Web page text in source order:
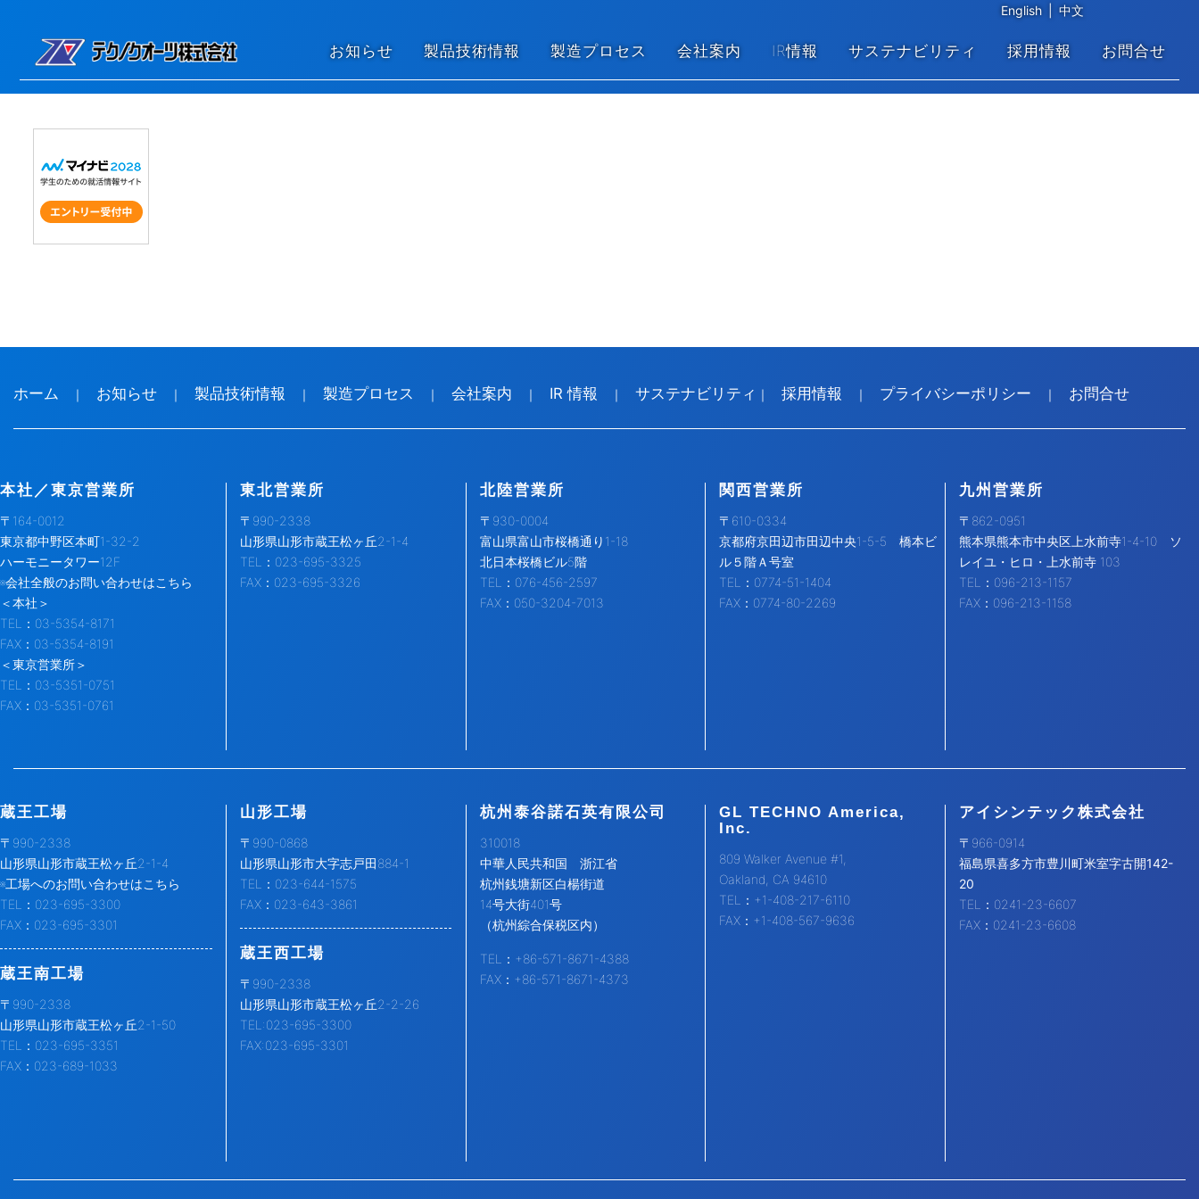
English
中文
お知らせ 製品技術情報 製造プロセス 会社案内 IR情報 サステナビリティ 採用情報 お問合せ
ホーム ｜ お知らせ ｜ 製品技術情報 ｜ 製造プロセス ｜ 会社案内 ｜ IR 情報 ｜ サステナビリティ ｜ 採用情報 ｜ プライバシーポリシー ｜ お問合せ
本社／東京営業所
〒164-0012
東京都中野区本町1-32-2
ハーモニータワー12F
※会社全般のお問い合わせはこちら
＜本社＞
TEL：03-5354-8171
FAX：03-5354-8191
＜東京営業所＞
TEL：03-5351-0751
FAX：03-5351-0761
東北営業所
〒990-2338
山形県山形市蔵王松ヶ丘2-1-4
TEL：023-695-3325
FAX：023-695-3326
北陸営業所
〒930-0004
富山県富山市桜橋通り1-18
北日本桜橋ビル5階
TEL：076-456-2597
FAX：050-3204-7013
関西営業所
〒610-0334
京都府京田辺市田辺中央1-5-5 橋本ビ
ル５階Ａ号室
TEL：0774-51-1404
FAX：0774-80-2269
九州営業所
〒862-0951
熊本県熊本市中央区上水前寺1-4-10 ソ
レイユ・ヒロ・上水前寺 103
TEL：096-213-1157
FAX：096-213-1158
蔵王工場
〒990-2338
山形県山形市蔵王松ヶ丘2-1-4
※工場へのお問い合わせはこちら
TEL：023-695-3300
FAX：023-695-3301
蔵王南工場
〒990-2338
山形県山形市蔵王松ヶ丘2-1-50
TEL：023-695-3351
FAX：023-689-1033
山形工場
〒990-0868
山形県山形市大字志戸田884-1
TEL：023-644-1575
FAX：023-643-3861
蔵王西工場
〒990-2338
山形県山形市蔵王松ヶ丘2-2-26
TEL:023-695-3300
FAX:023-695-3301
杭州泰谷諾石英有限公司
310018
中華人民共和国 浙江省
杭州銭塘新区白楊街道
14号大街401号
（杭州綜合保税区内）
TEL：+86-571-8671-4388
FAX：+86-571-8671-4373
GL TECHNO America,
Inc.
809 Walker Avenue #1,
Oakland, CA 94610
TEL：+1-408-217-6110
FAX：+1-408-567-9636
アイシンテック株式会社
〒966-0914
福島県喜多方市豊川町米室字古開142-
20
TEL：0241-23-6607
FAX：0241-23-6608